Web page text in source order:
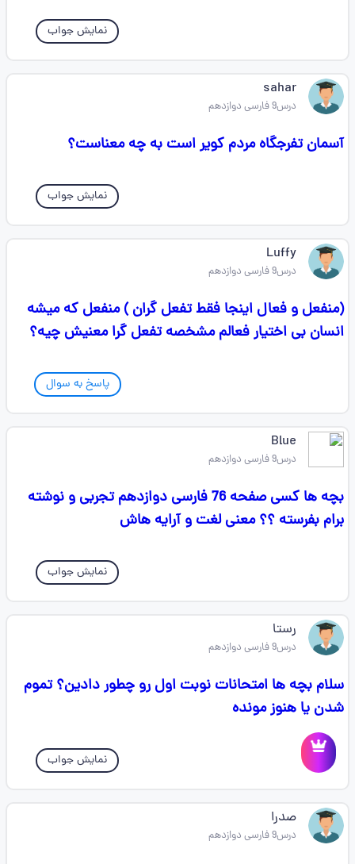
نمایش جواب
sahar
درس9 فارسی دوازدهم
آسمان تفرجگاه مردم کویر است به چه معناست؟
نمایش جواب
Luffy
درس9 فارسی دوازدهم
(منفعل و فعال اینجا فقط تفعل گران ) منفعل که میشه
انسان بی اختیار فعالم مشخصه تفعل گرا معنیش چیه؟
پاسخ به سوال
Blue
درس9 فارسی دوازدهم
بچه ها کسی صفحه 76 فارسی دوازدهم تجربی و نوشته
برام بفرسته ؟؟ معنی لغت و آرایه هاش
نمایش جواب
رستا
درس9 فارسی دوازدهم
سلام بچه ها امتحانات نوبت اول رو چطور دادین؟ تموم
شدن یا هنوز مونده
نمایش جواب
صدرا
درس9 فارسی دوازدهم